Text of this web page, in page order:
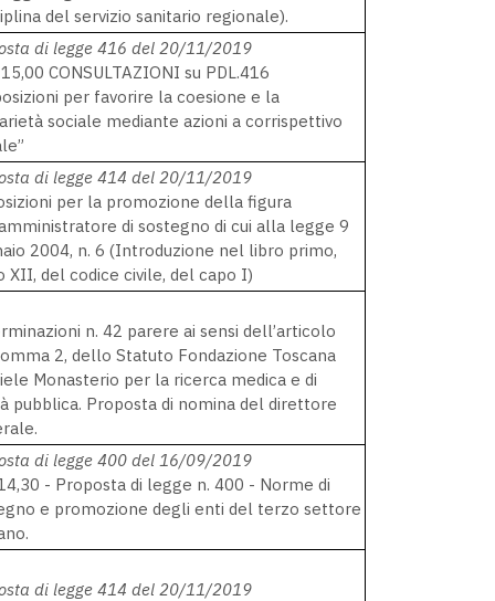
del servizio sanitario regionale).
di legge 416 del 20/11/2019
CONSULTAZIONI su PDL.416
per favorire la coesione e la
sociale mediante azioni a corrispettivo
di legge 414 del 20/11/2019
per la promozione della figura
di sostegno di cui alla legge 9
2004, n. 6 (Introduzione nel libro primo,
XII, del codice civile, del capo I)
n. 42 parere ai sensi dell’articolo
2, dello Statuto Fondazione Toscana
Monasterio per la ricerca medica e di
pubblica. Proposta di nomina del direttore
di legge 400 del 16/09/2019
- Proposta di legge n. 400 - Norme di
e promozione degli enti del terzo settore
di legge 414 del 20/11/2019